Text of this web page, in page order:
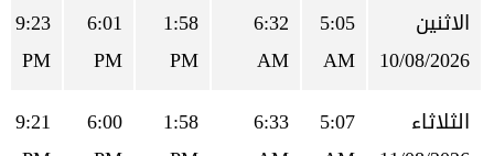
الاثنين
10/08/2026
5:05
AM
6:32
AM
1:58
PM
6:01
PM
9:23
PM
الثلاثاء
5:07
6:33
1:58
6:00
9:21